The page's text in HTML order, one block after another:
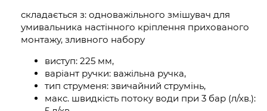
складається з: одноважільного змішувач для
умивальника настінного кріплення прихованого
монтажу, зливного набору
виступ: 225 мм,
варіант ручки: важільна ручка,
тип струменя: звичайний струмінь,
макс. швидкість потоку води при 3 бар (л/хв.):